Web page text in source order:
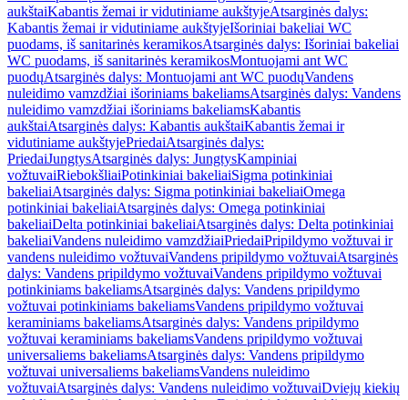
aukštaiKabantis žemai ir vidutiniame aukštyjeAtsarginės dalys:
Kabantis žemai ir vidutiniame aukštyjeIšoriniai bakeliai WC
puodams, iš sanitarinės keramikosAtsarginės dalys: Išoriniai bakeliai
WC puodams, iš sanitarinės keramikosMontuojami ant WC
puodųAtsarginės dalys: Montuojami ant WC puodųVandens
nuleidimo vamzdžiai išoriniams bakeliamsAtsarginės dalys: Vandens
nuleidimo vamzdžiai išoriniams bakeliamsKabantis
aukštaiAtsarginės dalys: Kabantis aukštaiKabantis žemai ir
vidutiniame aukštyjePriedaiAtsarginės dalys:
PriedaiJungtysAtsarginės dalys: JungtysKampiniai
vožtuvaiRiebokšliaiPotinkiniai bakeliaiSigma potinkiniai
bakeliaiAtsarginės dalys: Sigma potinkiniai bakeliaiOmega
potinkiniai bakeliaiAtsarginės dalys: Omega potinkiniai
bakeliaiDelta potinkiniai bakeliaiAtsarginės dalys: Delta potinkiniai
bakeliaiVandens nuleidimo vamzdžiaiPriedaiPripildymo vožtuvai ir
vandens nuleidimo vožtuvaiVandens pripildymo vožtuvaiAtsarginės
dalys: Vandens pripildymo vožtuvaiVandens pripildymo vožtuvai
potinkiniams bakeliamsAtsarginės dalys: Vandens pripildymo
vožtuvai potinkiniams bakeliamsVandens pripildymo vožtuvai
keraminiams bakeliamsAtsarginės dalys: Vandens pripildymo
vožtuvai keraminiams bakeliamsVandens pripildymo vožtuvai
universaliems bakeliamsAtsarginės dalys: Vandens pripildymo
vožtuvai universaliems bakeliamsVandens nuleidimo
vožtuvaiAtsarginės dalys: Vandens nuleidimo vožtuvaiDviejų kiekių